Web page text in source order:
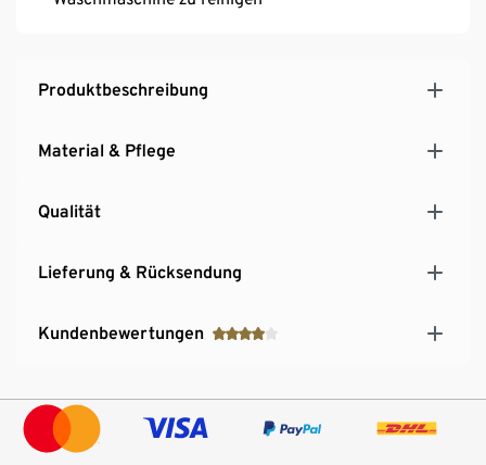
Produktbeschreibung
Material & Pflege
Qualität
Lieferung & Rücksendung
Kundenbewertungen